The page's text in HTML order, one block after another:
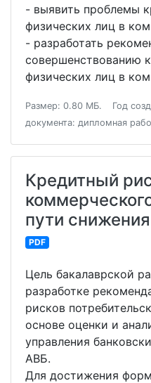
- выявить проблемы
физических лиц в
- разработать
совершенствованию
физических лиц в
Размер: 0.80 МБ. Год
документа: дипломная
Кредитный
пути
PDF
Цель бакалаврской
разработке
рисков
основе оценки и
управления
АВБ.
Для достижения